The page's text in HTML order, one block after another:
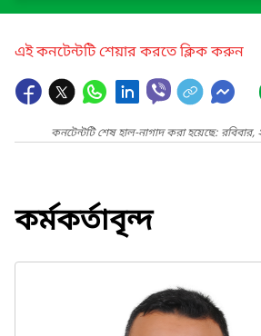
এই কনটেন্টটি শেয়ার করতে ক্লিক করুন
কনটেন্টটি শেষ হাল-নাগাদ করা হয়েছে:
কর্মকর্তাবৃন্দ